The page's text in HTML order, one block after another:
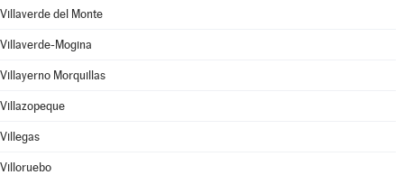
Villaverde del Monte
Villaverde-Mogina
Villayerno Morquillas
Villazopeque
Villegas
Villoruebo